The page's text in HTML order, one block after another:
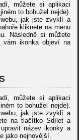
můžete si aplikaci
to bohužel nejde).
webu, jak jste zvyklí a
kliknete na menu
Následně si můžete
ikonka objeví na
můžete si aplikaci
to bohužel nejde).
webu, jak jste zvyklí a
na tlačítko Sdílet a
název ikonky a
jako nejnovější.